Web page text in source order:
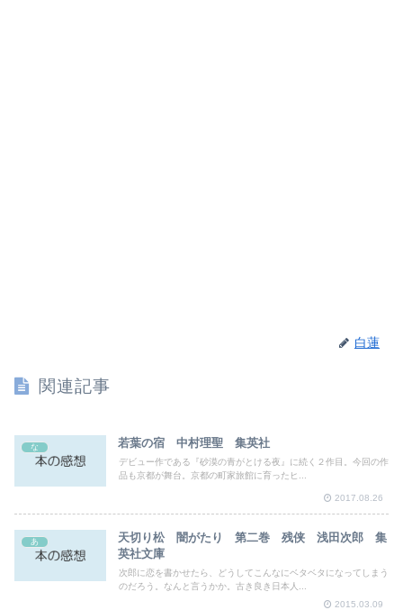
白蓮
関連記事
な 若葉の宿 中村理聖 集英社
デビュー作である『砂漠の青がとける夜』に続く２作目。今回の作
品も京都が舞台。京都の町家旅館に育ったヒ...
2017.08.26
あ
天切り松 闇がたり 第二巻 残侠 浅田次郎 集
英社文庫
次郎に恋を書かせたら、どうしてこんなにベタベタになってしまう
のだろう。なんと言うかか。古き良き日本人...
2015.03.09